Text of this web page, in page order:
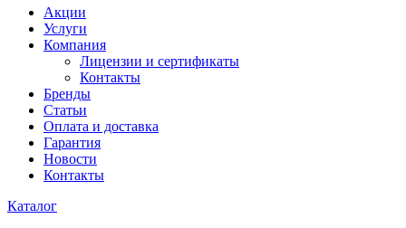
Акции
Услуги
Компания
Лицензии и сертификаты
Контакты
Бренды
Статьи
Оплата и доставка
Гарантия
Новости
Контакты
Каталог